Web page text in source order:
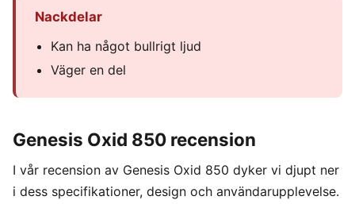
Nackdelar
Kan ha något bullrigt ljud
Väger en del
Genesis Oxid 850 recension
I vår recension av Genesis Oxid 850 dyker vi djupt ner
i dess specifikationer, design och användarupplevelse.